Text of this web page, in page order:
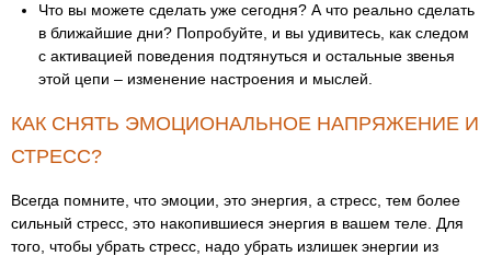
Что вы можете сделать уже сегодня? А что реально сделать
в ближайшие дни? Попробуйте, и вы удивитесь, как следом
с активацией поведения подтянуться и остальные звенья
этой цепи – изменение настроения и мыслей.
КАК СНЯТЬ ЭМОЦИОНАЛЬНОЕ НАПРЯЖЕНИЕ И
СТРЕСС?
Всегда помните, что эмоции, это энергия, а стресс, тем более
сильный стресс, это накопившиеся энергия в вашем теле. Для
того, чтобы убрать стресс, надо убрать излишек энергии из